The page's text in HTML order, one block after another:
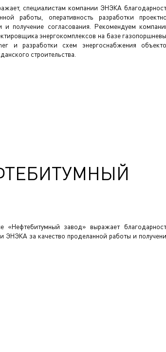
специалистам компании ЭНЭКА
работы, оперативность разработки
и получение согласования. Рекомендуем
энергокомплексов на базе
и разработки схем энергоснабжения
строительства.
«Нефтебитумный завод» выражает
ЭНЭКА за качество проделанной работы и